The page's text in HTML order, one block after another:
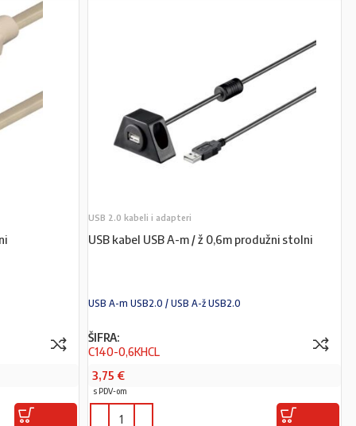
USB 2.0 kabeli i adapteri
USB kabel USB A-m / ž 0,6m produžni stolni
USB A-m USB2.0 / USB A-ž USB2.0
ŠIFRA:
C140-0,6KHCL
3,75 €
s PDV-om